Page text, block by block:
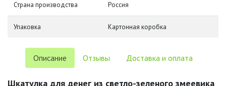
Страна производства Россия
Упаковка Картонная коробка
Описание Отзывы Доставка и оплата
Шкатулка для денег из светло-зеленого змеевика